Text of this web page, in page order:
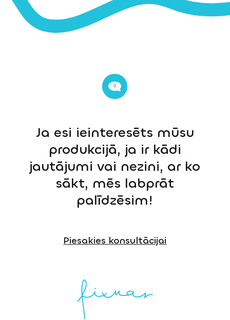
Ja esi ieinteresēts mūsu
produkcijā, ja ir kādi
jautājumi vai nezini, ar ko
sākt, mēs labprāt
palīdzēsim!
Piesakies konsultācijai